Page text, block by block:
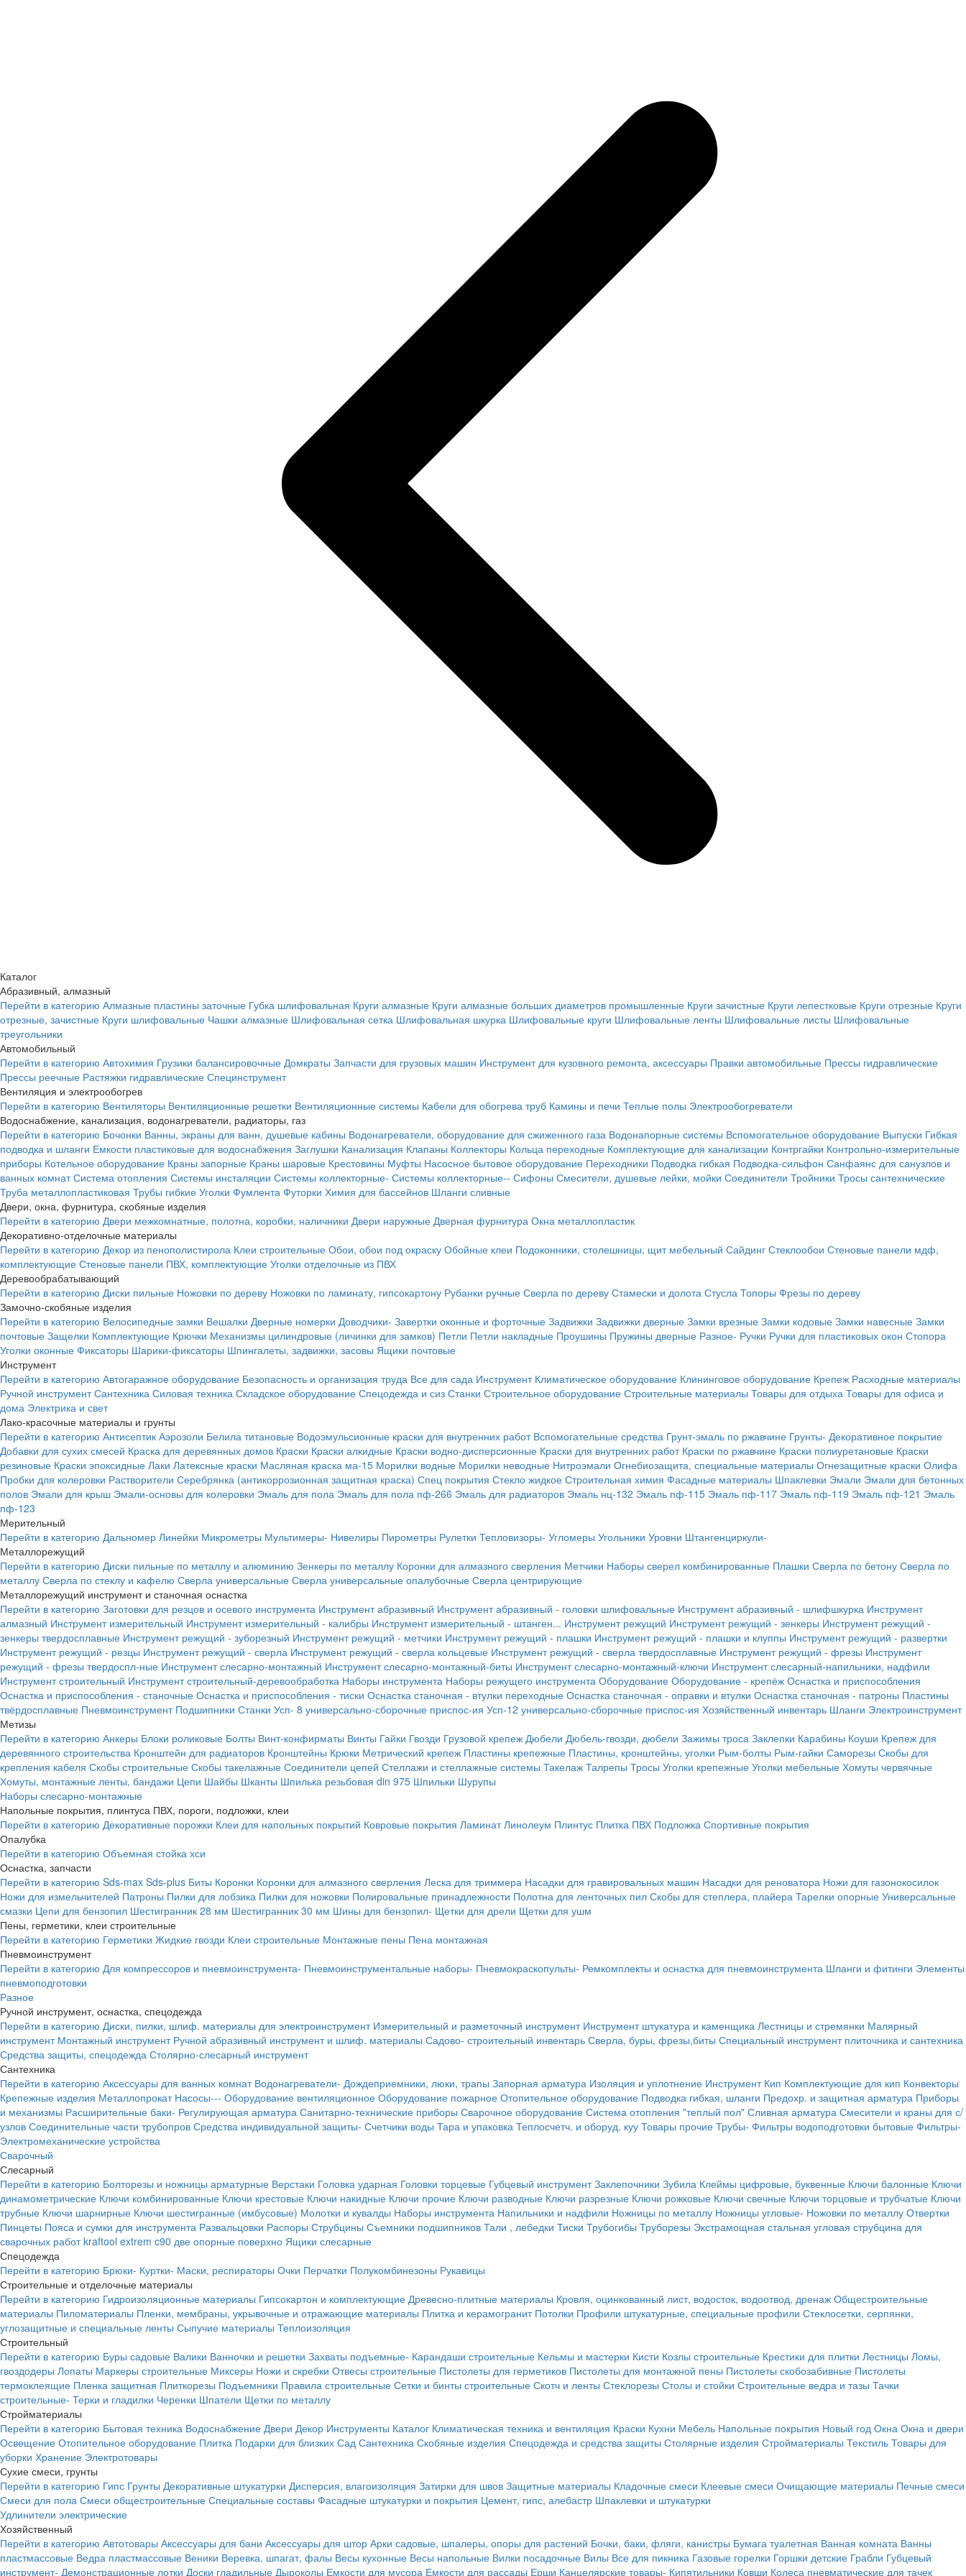
Каталог
Абразивный, алмазный
Перейти в категорию Алмазные пластины заточные Губка шлифовальная Круги алмазные Круги алмазные больших диаметров промышленные Круги зачистные Круги лепестковые Круги отрезные Круги
отрезные, зачистные Круги шлифовальные Чашки алмазные Шлифовальная сетка Шлифовальная шкурка Шлифовальные круги Шлифовальные ленты Шлифовальные листы Шлифовальные
треугольники
Автомобильный
Перейти в категорию Автохимия Грузики балансировочные Домкраты Запчасти для грузовых машин Инструмент для кузовного ремонта, аксессуары Правки автомобильные Прессы гидравлические
Прессы реечные Растяжки гидравлические Специнструмент
Вентиляция и электрообогрев
Перейти в категорию Вентиляторы Вентиляционные решетки Вентиляционные системы Кабели для обогрева труб Камины и печи Теплые полы Электрообогреватели
Водоснабжение, канализация, водонагреватели, радиаторы, газ
Перейти в категорию Бочонки Ванны, экраны для ванн, душевые кабины Водонагреватели, оборудование для сжиженного газа Водонапорные системы Вспомогательное оборудование Выпуски Гибкая
подводка и шланги Емкости пластиковые для водоснабжения Заглушки Канализация Клапаны Коллекторы Кольца переходные Комплектующие для канализации Контргайки Контрольно-измерительные
приборы Котельное оборудование Краны запорные Краны шаровые Крестовины Муфты Насосное бытовое оборудование Переходники Подводка гибкая Подводка-сильфон Санфаянс для санузлов и
ванных комнат Система отопления Системы инсталяции Системы коллекторные- Системы коллекторные-- Сифоны Смесители, душевые лейки, мойки Соединители Тройники Тросы сантехнические
Труба металлопластиковая Трубы гибкие Уголки Фумлента Футорки Химия для бассейнов Шланги сливные
Двери, окна, фурнитура, скобяные изделия
Перейти в категорию Двери межкомнатные, полотна, коробки, наличники Двери наружные Дверная фурнитура Окна металлопластик
Декоративно-отделочные материалы
Перейти в категорию Декор из пенополистирола Клеи строительные Обои, обои под окраску Обойные клеи Подоконники, столешницы, щит мебельный Сайдинг Стеклообои Стеновые панели мдф,
комплектующие Стеновые панели ПВХ, комплектующие Уголки отделочные из ПВХ
Деревообрабатывающий
Перейти в категорию Диски пильные Ножовки по дереву Ножовки по ламинату, гипсокартону Рубанки ручные Сверла по дереву Стамески и долота Стусла Топоры Фрезы по дереву
Замочно-скобяные изделия
Перейти в категорию Велосипедные замки Вешалки Дверные номерки Доводчики- Завертки оконные и форточные Задвижки Задвижки дверные Замки врезные Замки кодовые Замки навесные Замки
почтовые Защелки Комплектующие Крючки Механизмы цилиндровые (личинки для замков) Петли Петли накладные Проушины Пружины дверные Разное- Ручки Ручки для пластиковых окон Стопора
Уголки оконные Фиксаторы Шарики-фиксаторы Шпингалеты, задвижки, засовы Ящики почтовые
Инструмент
Перейти в категорию Автогаражное оборудование Безопасность и организация труда Все для сада Инструмент Климатическое оборудование Клининговое оборудование Крепеж Расходные материалы
Ручной инструмент Сантехника Силовая техника Складское оборудование Спецодежда и сиз Станки Строительное оборудование Строительные материалы Товары для отдыха Товары для офиса и
дома Электрика и свет
Лако-красочные материалы и грунты
Перейти в категорию Антисептик Аэрозоли Белила титановые Водоэмульсионные краски для внутренних работ Вспомогательные средства Грунт-эмаль по ржавчине Грунты- Декоративное покрытие
Добавки для сухих смесей Краска для деревянных домов Краски Краски алкидные Краски водно-дисперсионные Краски для внутренних работ Краски по ржавчине Краски полиуретановые Краски
резиновые Краски эпоксидные Лаки Латексные краски Масляная краска ма-15 Морилки водные Морилки неводные Нитроэмали Огнебиозащита, специальные материалы Огнезащитные краски Олифа
Пробки для колеровки Растворители Серебрянка (антикоррозионная защитная краска) Спец покрытия Стекло жидкое Строительная химия Фасадные материалы Шпаклевки Эмали Эмали для бетонных
полов Эмали для крыш Эмали-основы для колеровки Эмаль для пола Эмаль для пола пф-266 Эмаль для радиаторов Эмаль нц-132 Эмаль пф-115 Эмаль пф-117 Эмаль пф-119 Эмаль пф-121 Эмаль
пф-123
Мерительный
Перейти в категорию Дальномер Линейки Микрометры Мультимеры- Нивелиры Пирометры Рулетки Тепловизоры- Угломеры Угольники Уровни Штангенциркули-
Металлорежущий
Перейти в категорию Диски пильные по металлу и алюминию Зенкеры по металлу Коронки для алмазного сверления Метчики Наборы сверел комбинированные Плашки Сверла по бетону Сверла по
металлу Сверла по стеклу и кафелю Сверла универсальные Сверла универсальные опалубочные Сверла центрирующие
Металлорежущий инструмент и станочная оснастка
Перейти в категорию Заготовки для резцов и осевого инструмента Инструмент абразивный Инструмент абразивный - головки шлифовальные Инструмент абразивный - шлифшкурка Инструмент
алмазный Инструмент измерительный Инструмент измерительный - калибры Инструмент измерительный - штанген... Инструмент режущий Инструмент режущий - зенкеры Инструмент режущий -
зенкеры твердосплавные Инструмент режущий - зуборезный Инструмент режущий - метчики Инструмент режущий - плашки Инструмент режущий - плашки и клуппы Инструмент режущий - развертки
Инструмент режущий - резцы Инструмент режущий - сверла Инструмент режущий - сверла кольцевые Инструмент режущий - сверла твердосплавные Инструмент режущий - фрезы Инструмент
режущий - фрезы твердоспл-ные Инструмент слесарно-монтажный Инструмент слесарно-монтажный-биты Инструмент слесарно-монтажный-ключи Инструмент слесарный-напильники, надфили
Инструмент строительный Инструмент строительный-деревообработка Наборы инструмента Наборы режущего инструмента Оборудование Оборудование - крепёж Оснастка и приспособления
Оснастка и приспособления - станочные Оснастка и приспособления - тиски Оснастка станочная - втулки переходные Оснастка станочная - оправки и втулки Оснастка станочная - патроны Пластины
твёрдосплавные Пневмоинструмент Подшипники Станки Усп- 8 универсально-сборочные приспос-ия Усп-12 универсально-сборочные приспос-ия Хозяйственный инвентарь Шланги Электроинструмент
Метизы
Перейти в категорию Анкеры Блоки роликовые Болты Винт-конфирматы Винты Гайки Гвозди Грузовой крепеж Дюбели Дюбель-гвозди, дюбели Зажимы троса Заклепки Карабины Коуши Крепеж для
деревянного строительства Кронштейн для радиаторов Кронштейны Крюки Метрический крепеж Пластины крепежные Пластины, кронштейны, уголки Рым-болты Рым-гайки Саморезы Скобы для
крепления кабеля Скобы строительные Скобы такелажные Соединители цепей Стеллажи и стеллажные системы Такелаж Талрепы Тросы Уголки крепежные Уголки мебельные Хомуты червячные
Хомуты, монтажные ленты, бандажи Цепи Шайбы Шканты Шпилька резьбовая din 975 Шпильки Шурупы
Наборы слесарно-монтажные
Напольные покрытия, плинтуса ПВХ, пороги, подложки, клеи
Перейти в категорию Декоративные порожки Клеи для напольных покрытий Ковровые покрытия Ламинат Линолеум Плинтус Плитка ПВХ Подложка Спортивные покрытия
Опалубка
Перейти в категорию Объемная стойка хси
Оснастка, запчасти
Перейти в категорию Sds-max Sds-plus Биты Коронки Коронки для алмазного сверления Леска для триммера Насадки для гравировальных машин Насадки для реноватора Ножи для газонокосилок
Ножи для измельчителей Патроны Пилки для лобзика Пилки для ножовки Полировальные принадлежности Полотна для ленточных пил Скобы для степлера, плайера Тарелки опорные Универсальные
смазки Цепи для бензопил Шестигранник 28 мм Шестигранник 30 мм Шины для бензопил- Щетки для дрели Щетки для ушм
Пены, герметики, клеи строительные
Перейти в категорию Герметики Жидкие гвозди Клеи строительные Монтажные пены Пена монтажная
Пневмоинструмент
Перейти в категорию Для компрессоров и пневмоинструмента- Пневмоинструментальные наборы- Пневмокраскопульты- Ремкомплекты и оснастка для пневмоинструмента Шланги и фитинги Элементы
пневмоподготовки
Разное
Ручной инструмент, оснастка, спецодежда
Перейти в категорию Диски, пилки, шлиф. материалы для электроинструмент Измерительный и разметочный инструмент Инструмент штукатура и каменщика Лестницы и стремянки Малярный
инструмент Монтажный инструмент Ручной абразивный инструмент и шлиф. материалы Садово- строительный инвентарь Сверла, буры, фрезы,биты Специальный инструмент плиточника и сантехника
Средства защиты, спецодежда Столярно-слесарный инструмент
Сантехника
Перейти в категорию Аксессуары для ванных комнат Водонагреватели- Дождеприемники, люки, трапы Запорная арматура Изоляция и уплотнение Инструмент Кип Комплектующие для кип Конвекторы
Крепежные изделия Металлопрокат Насосы--- Оборудование вентиляционное Оборудование пожарное Отопительное оборудование Подводка гибкая, шланги Предохр. и защитная арматура Приборы
и механизмы Расширительные баки- Регулирующая арматура Санитарно-технические приборы Сварочное оборудование Система отопления "теплый пол" Сливная арматура Смесители и краны для с/
узлов Соединительные части трубопров Средства индивидуальной защиты- Счетчики воды Тара и упаковка Теплосчетч. и оборуд. куу Товары прочие Трубы- Фильтры водоподготовки бытовые Фильтры-
Электромеханические устройства
Сварочный
Слесарный
Перейти в категорию Болторезы и ножницы арматурные Верстаки Головка ударная Головки торцевые Губцевый инструмент Заклепочники Зубила Клеймы цифровые, буквенные Ключи балонные Ключи
динамометрические Ключи комбинированные Ключи крестовые Ключи накидные Ключи прочие Ключи разводные Ключи разрезные Ключи рожковые Ключи свечные Ключи торцовые и трубчатые Ключи
трубные Ключи шарнирные Ключи шестигранные (имбусовые) Молотки и кувалды Наборы инструмента Напильники и надфили Ножницы по металлу Ножницы угловые- Ножовки по металлу Отвертки
Пинцеты Пояса и сумки для инструмента Развальцовки Распоры Струбцины Съемники подшипников Тали , лебедки Тиски Трубогибы Труборезы Экстрамощная стальная угловая струбцина для
сварочных работ kraftool extrem c90 две опорные поверхно Ящики слесарные
Спецодежда
Перейти в категорию Брюки- Куртки- Маски, респираторы Очки Перчатки Полукомбинезоны Рукавицы
Строительные и отделочные материалы
Перейти в категорию Гидроизоляционные материалы Гипсокартон и комплектующие Древесно-плитные материалы Кровля, оцинкованный лист, водосток, водоотвод, дренаж Общестроительные
материалы Пиломатериалы Пленки, мембраны, укрывочные и отражающие материалы Плитка и керамогранит Потолки Профили штукатурные, специальные профили Стеклосетки, серпянки,
углозащитные и специальные ленты Сыпучие материалы Теплоизоляция
Строительный
Перейти в категорию Буры садовые Валики Ванночки и решетки Захваты подъемные- Карандаши строительные Кельмы и мастерки Кисти Козлы строительные Крестики для плитки Лестницы Ломы,
гвоздодеры Лопаты Маркеры строительные Миксеры Ножи и скребки Отвесы строительные Пистолеты для герметиков Пистолеты для монтажной пены Пистолеты скобозабивные Пистолеты
термоклеящие Пленка защитная Плиткорезы Подъемники Правила строительные Сетки и бинты строительные Скотч и ленты Стеклорезы Столы и стойки Строительные ведра и тазы Тачки
строительные- Терки и гладилки Черенки Шпатели Щетки по металлу
Стройматериалы
Перейти в категорию Бытовая техника Водоснабжение Двери Декор Инструменты Каталог Климатическая техника и вентиляция Краски Кухни Мебель Напольные покрытия Новый год Окна Окна и двери
Освещение Отопительное оборудование Плитка Подарки для близких Сад Сантехника Скобяные изделия Спецодежда и средства защиты Столярные изделия Стройматериалы Текстиль Товары для
уборки Хранение Электротовары
Сухие смеси, грунты
Перейти в категорию Гипс Грунты Декоративные штукатурки Дисперсия, влагоизоляция Затирки для швов Защитные материалы Кладочные смеси Клеевые смеси Очищающие материалы Печные смеси
Смеси для пола Смеси общестроительные Специальные составы Фасадные штукатурки и покрытия Цемент, гипс, алебастр Шпаклевки и штукатурки
Удлинители электрические
Хозяйственный
Перейти в категорию Автотовары Аксессуары для бани Аксессуары для штор Арки садовые, шпалеры, опоры для растений Бочки, баки, фляги, канистры Бумага туалетная Ванная комната Ванны
пластмассовые Ведра пластмассовые Веники Веревка, шпагат, фалы Весы кухонные Весы напольные Вилки посадочные Вилы Все для пикника Газовые горелки Горшки детские Грабли Губцевый
инструмент- Демонстрационные лотки Доски гладильные Дыроколы Емкости для мусора Емкости для рассады Ерши Канцелярские товары- Кипятильники Ковши Колеса пневматические для тачек